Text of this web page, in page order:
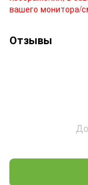
вашего монитора/
Отзывы